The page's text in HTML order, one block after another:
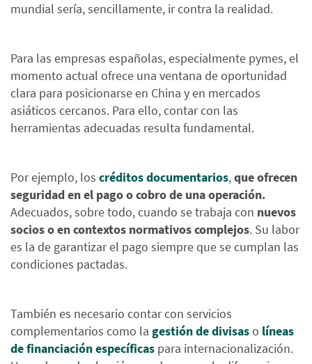
mundial sería, sencillamente, ir contra la realidad.
Para las empresas españolas, especialmente pymes, el
momento actual ofrece una ventana de oportunidad
clara para posicionarse en China y en mercados
asiáticos cercanos. Para ello, contar con las
herramientas adecuadas resulta fundamental.
Por ejemplo, los créditos documentarios,que ofrecen
seguridad en el pago o cobro de una operación.
Adecuados, sobre todo, cuando se trabaja con nuevos
socios o en contextos normativos complejos. Su labor
es la de garantizar el pago siempre que se cumplan las
condiciones pactadas.
También es necesario contar con servicios
complementarios como la gestión de divisaso líneas
de financiación específicas para internacionalización.